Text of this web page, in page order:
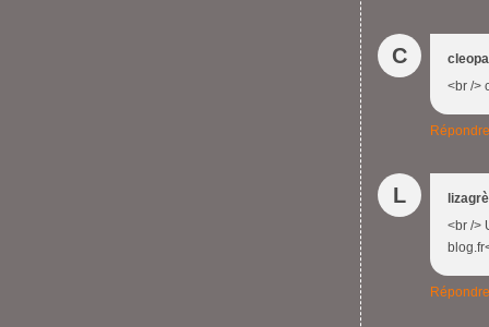
C
<br />
Répondre
L
<br />
Répondre